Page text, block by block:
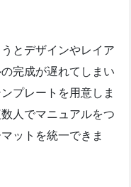
とデザインやレイア
完成が遅れてしまい
プレートを用意しま
人でマニュアルをつ
ットを統一できま